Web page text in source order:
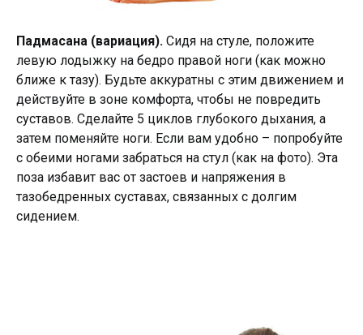
Падмасана (вариация). Сидя на стуле, положите
левую лодыжку на бедро правой ноги (как можно
ближе к тазу). Будьте аккуратны с этим движением и
действуйте в зоне комфорта, чтобы не повредить
суставов. Сделайте 5 циклов глубокого дыхания, а
затем поменяйте ноги. Если вам удобно – попробуйте
с обеими ногами забраться на стул (как на фото). Эта
поза избавит вас от застоев и напряжения в
тазобедренных суставах, связанных с долгим
сидением.